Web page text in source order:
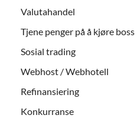
Valutahandel
Tjene penger på å kjøre boss
Sosial trading
Webhost / Webhotell
Refinansiering
Konkurranse